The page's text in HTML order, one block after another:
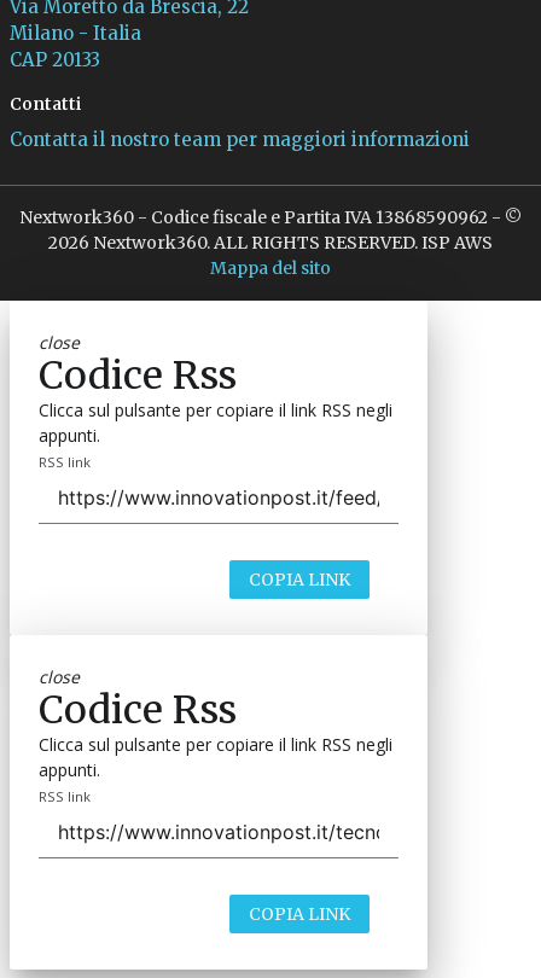
Via Moretto da Brescia, 22
Milano - Italia
CAP 20133
Contatti
Contatta il nostro team per maggiori informazioni
Nextwork360 - Codice fiscale e Partita IVA 13868590962 - ©
2026 Nextwork360. ALL RIGHTS RESERVED. ISP AWS
Mappa del sito
close
Codice Rss
Clicca sul pulsante per copiare il link RSS negli
appunti.
RSS link
COPIA LINK
close
Codice Rss
Clicca sul pulsante per copiare il link RSS negli
appunti.
RSS link
COPIA LINK